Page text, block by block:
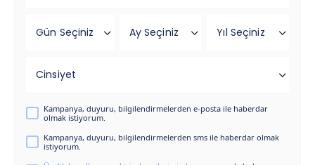
Gün Seçiniz Ay Seçiniz Yıl Seçiniz
Cinsiyet
Kampanya, duyuru, bilgilendirmelerden e-posta ile haberdar
olmak istiyorum.
Kampanya, duyuru, bilgilendirmelerden sms ile haberdar olmak
istiyorum.